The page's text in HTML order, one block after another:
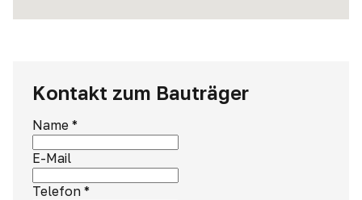
Kontakt zum Bauträger
Name *
E-Mail
Telefon *